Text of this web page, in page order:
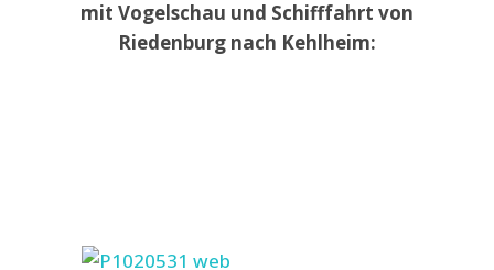
mit Vogelschau und Schifffahrt von
Riedenburg nach Kehlheim: